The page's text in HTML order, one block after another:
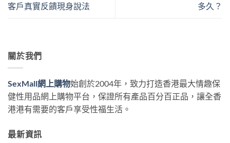
客戶真實反饋現身說法
多久？
關於我們
SexMall網上購物始創於2004年，致力打造香港最大情趣保
健性用品網上購物平台，保證所有產品百分百正品，讓全香
港港有需要的客戶享受性福生活。
最新資訊